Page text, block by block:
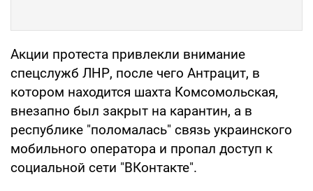
Акции протеста привлекли внимание
спецслужб ЛНР, после чего Антрацит, в
котором находится шахта Комсомольская,
внезапно был закрыт на карантин, а в
республике "поломалась" связь украинского
мобильного оператора и пропал доступ к
социальной сети "ВКонтакте".